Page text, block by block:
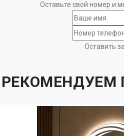
Оставьте свой номер и
Оставить
РЕКОМЕНДУЕМ